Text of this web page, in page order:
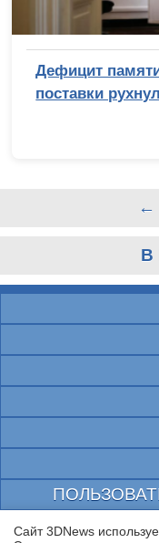
Дефицит
поставки
←
В
Сайт 3DNews